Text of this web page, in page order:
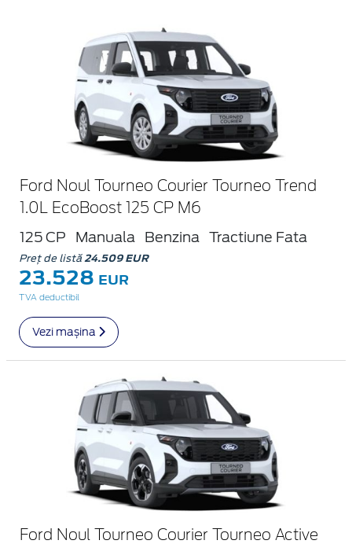
Ford Noul Tourneo Courier Tourneo Trend
1.0L EcoBoost 125 CP M6
125 CP Manuala Benzina Tractiune Fata
Preț de listă24.509 EUR
23.528 EUR
TVA deductibil
Vezi mașina
Ford Noul Tourneo Courier Tourneo Active